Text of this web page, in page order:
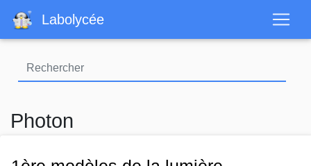
contenu
Labolycée
Photon